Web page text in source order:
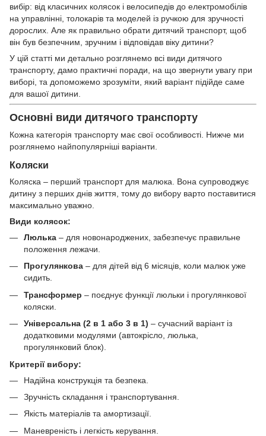
вибір: від класичних колясок і велосипедів до електромобілів
на управлінні, толокарів та моделей із ручкою для зручності
дорослих. Але як правильно обрати дитячий транспорт, щоб
він був безпечним, зручним і відповідав віку дитини?
У цій статті ми детально розглянемо всі види дитячого
транспорту, дамо практичні поради, на що звернути увагу при
виборі, та допоможемо зрозуміти, який варіант підійде саме
для вашої дитини.
Основні види дитячого транспорту
Кожна категорія транспорту має свої особливості. Нижче ми
розглянемо найпопулярніші варіанти.
Коляски
Коляска – перший транспорт для малюка. Вона супроводжує
дитину з перших днів життя, тому до вибору варто поставитися
максимально уважно.
Види колясок:
Люлька – для новонароджених, забезпечує правильне
положення лежачи.
Прогулянкова – для дітей від 6 місяців, коли малюк уже
сидить.
Трансформер – поєднує функції люльки і прогулянкової
коляски.
Універсальна (2 в 1 або 3 в 1) – сучасний варіант із
додатковими модулями (автокрісло, люлька,
прогулянковий блок).
Критерії вибору:
Надійна конструкція та безпека.
Зручність складання і транспортування.
Якість матеріалів та амортизації.
Маневреність і легкість керування.